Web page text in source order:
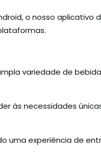
o nosso aplicativo
variedade de
às necessidades
uma experiência de